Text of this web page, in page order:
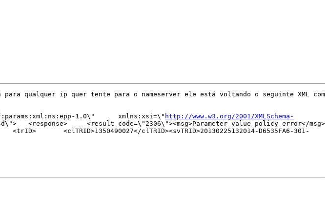
para qualquer ip quer tente para o nameserver ele está voltando o seguinte XML com
1.0\"      xmlns:xsi=\" http://www.w3.org/2001/XMLSchema-
<response>     <result code=\"2306\"><msg>Parameter value policy error</msg>
<clTRID>1350490027</clTRID><svTRID>20130225132014-D6535FA6-301-